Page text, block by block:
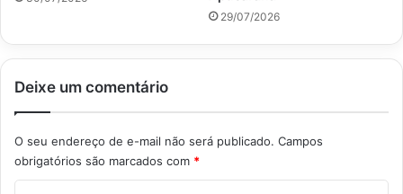
29/07/2026
Deixe um comentário
O seu endereço de e-mail não será publicado. Campos
obrigatórios são marcados com *